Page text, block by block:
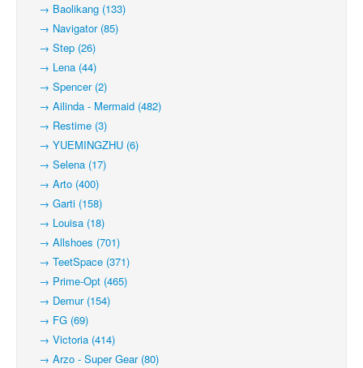
→ Baolikang (133)
→ Navigator (85)
→ Step (26)
→ Lena (44)
→ Spencer (2)
→ Ailinda - Mermaid (482)
→ Restime (3)
→ YUEMINGZHU (6)
→ Selena (17)
→ Arto (400)
→ Garti (158)
→ Louisa (18)
→ Allshoes (701)
→ TeetSpace (371)
→ Prime-Opt (465)
→ Demur (154)
→ FG (69)
→ Victoria (414)
→ Arzo - Super Gear (80)